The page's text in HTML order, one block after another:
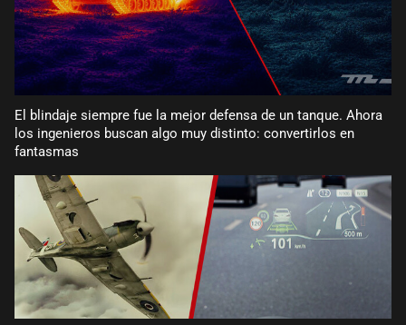
El blindaje siempre fue la mejor defensa de un tanque. Ahora
los ingenieros buscan algo muy distinto: convertirlos en
fantasmas